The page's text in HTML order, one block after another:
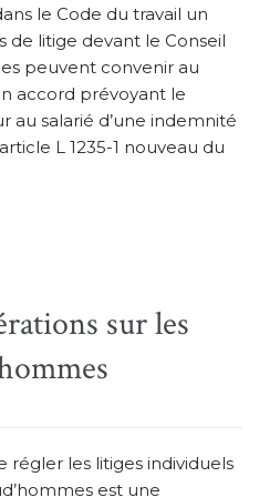
le Code du travail un
de litige devant le Conseil
peuvent convenir au
accord prévoyant le
au salarié d’une indemnité
L 1235-1 nouveau du
sur les
régler les litiges individuels
est une